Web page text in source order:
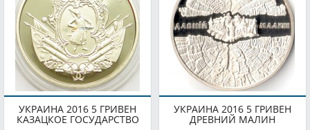
УКРАИНА 2016 5 ГРИВЕН
КАЗАЦКОЕ ГОСУДАРСТВО
УКРАИНА 2016 5 ГРИВЕН
ДРЕВНИЙ МАЛИН